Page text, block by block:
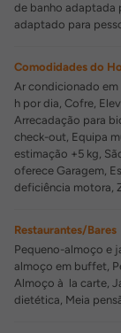
de banho adaptada
adaptado para
Comodidades do
Ar condicionado em
h por dia, Cofre,
Arrecadação para
check-out, Equipa
estimação +5 kg,
oferece Garagem,
deficiência motora,
Restaurantes/Bares
Pequeno-almoço e
almoço em buffet,
Almoço à la carte,
dietética, Meia